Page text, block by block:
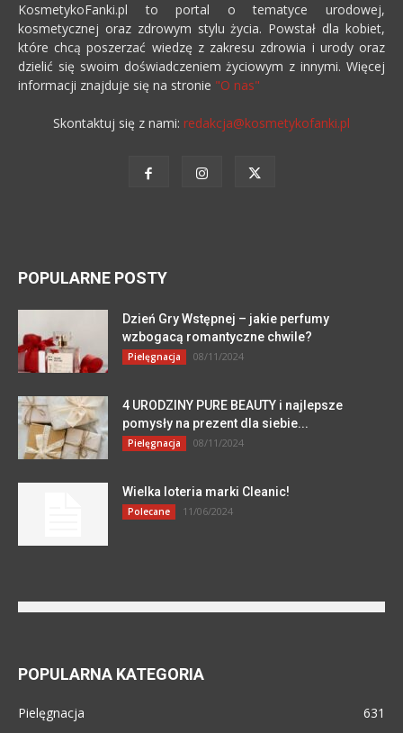
KosmetykoFanki.pl to portal o tematyce urodowej,
kosmetycznej oraz zdrowym stylu życia. Powstał dla kobiet,
które chcą poszerzać wiedzę z zakresu zdrowia i urody oraz
dzielić się swoim doświadczeniem życiowym z innymi. Więcej
informacji znajduje się na stronie "O nas"
Skontaktuj się z nami: redakcja@kosmetykofanki.pl
POPULARNE POSTY
Dzień Gry Wstępnej – jakie perfumy
wzbogacą romantyczne chwile?
Pielęgnacja 08/11/2024
4 URODZINY PURE BEAUTY i najlepsze
pomysły na prezent dla siebie...
Pielęgnacja 08/11/2024
Wielka loteria marki Cleanic!
Polecane 11/06/2024
POPULARNA KATEGORIA
Pielęgnacja
631